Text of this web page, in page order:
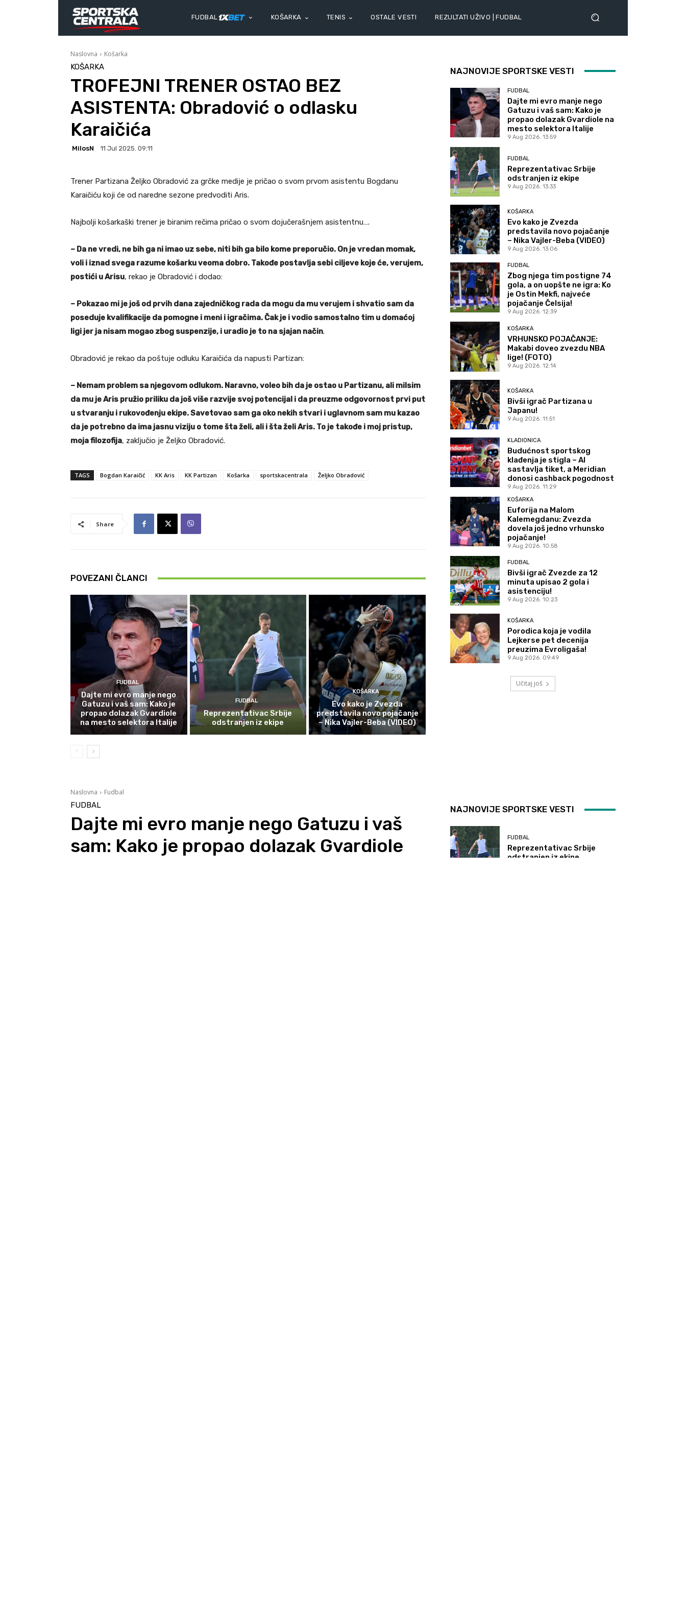
FUDBAL KOŠARKA TENIS OSTALE VESTI REZULTATI UŽIVO | FUDBAL
Naslovna Košarka
KOŠARKA
TROFEJNI TRENER OSTAO BEZ
ASISTENTA: Obradović o odlasku
Karaičića
MilosN 11 Jul 2025. 09:11
Trener Partizana Željko Obradović za grčke medije je pričao o svom prvom asistentu Bogdanu
Karaičiću koji će od naredne sezone predvoditi Aris.
Najbolji košarkaški trener je biranim rečima pričao o svom dojučerašnjem asistentnu….
– Da ne vredi, ne bih ga ni imao uz sebe, niti bih ga bilo kome preporučio. On je vredan momak,
voli i iznad svega razume košarku veoma dobro. Takođe postavlja sebi ciljeve koje će, verujem,
postići u Arisu, rekao je Obradović i dodao:
– Pokazao mi je još od prvih dana zajedničkog rada da mogu da mu verujem i shvatio sam da
poseduje kvalifikacije da pomogne i meni i igračima. Čak je i vodio samostalno tim u domaćoj
ligi jer ja nisam mogao zbog suspenzije, i uradio je to na sjajan način.
Obradović je rekao da poštuje odluku Karaičića da napusti Partizan:
– Nemam problem sa njegovom odlukom. Naravno, voleo bih da je ostao u Partizanu, ali milsim
da mu je Aris pružio priliku da još više razvije svoj potencijal i da preuzme odgovornost prvi put
u stvaranju i rukovođenju ekipe. Savetovao sam ga oko nekih stvari i uglavnom sam mu kazao
da je potrebno da ima jasnu viziju o tome šta želi, ali i šta želi Aris. To je takođe i moj pristup,
moja filozofija, zaključio je Željko Obradović.
TAGS Bogdan Karaičić KK Aris KK Partizan Košarka sportskacentrala Željko Obradović
Share
POVEZANI ČLANCI
FUDBAL
Dajte mi evro manje nego
Gatuzu i vaš sam: Kako je
propao dolazak Gvardiole
na mesto selektora Italije
FUDBAL
Reprezentativac Srbije
odstranjen iz ekipe
KOŠARKA
Evo kako je Zvezda
predstavila novo pojačanje
– Nika Vajler-Beba (VIDEO)
NAJNOVIJE SPORTSKE VESTI
FUDBAL
Dajte mi evro manje nego
Gatuzu i vaš sam: Kako je
propao dolazak Gvardiole na
mesto selektora Italije
9 Aug 2026. 13:59
FUDBAL
Reprezentativac Srbije
odstranjen iz ekipe
9 Aug 2026. 13:33
KOŠARKA
Evo kako je Zvezda
predstavila novo pojačanje
– Nika Vajler-Beba (VIDEO)
9 Aug 2026. 13:06
FUDBAL
Zbog njega tim postigne 74
gola, a on uopšte ne igra: Ko
je Ostin Mekfi, najveće
pojačanje Čelsija!
9 Aug 2026. 12:39
KOŠARKA
VRHUNSKO POJAČANJE:
Makabi doveo zvezdu NBA
lige! (FOTO)
9 Aug 2026. 12:14
KOŠARKA
Bivši igrač Partizana u
Japanu!
9 Aug 2026. 11:51
KLADIONICA
Budućnost sportskog
klađenja je stigla – AI
sastavlja tiket, a Meridian
donosi cashback pogodnost
9 Aug 2026. 11:29
KOŠARKA
Euforija na Malom
Kalemegdanu: Zvezda
dovela još jedno vrhunsko
pojačanje!
9 Aug 2026. 10:58
FUDBAL
Bivši igrač Zvezde za 12
minuta upisao 2 gola i
asistenciju!
9 Aug 2026. 10:23
KOŠARKA
Porodica koja je vodila
Lejkerse pet decenija
preuzima Evroligaša!
9 Aug 2026. 09:49
Učitaj još